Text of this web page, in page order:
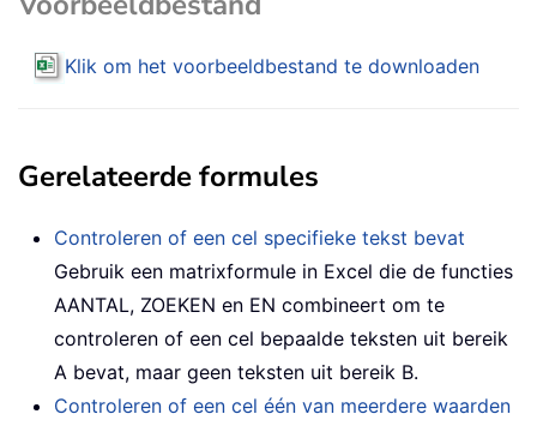
Klik om het voorbeeldbestand te downloaden
Gerelateerde formules
Controleren of een cel specifieke tekst bevat
Gebruik een matrixformule in Excel die de functies
AANTAL, ZOEKEN en EN combineert om te
controleren of een cel bepaalde teksten uit bereik
A bevat, maar geen teksten uit bereik B.
Controleren of een cel één van meerdere waarden